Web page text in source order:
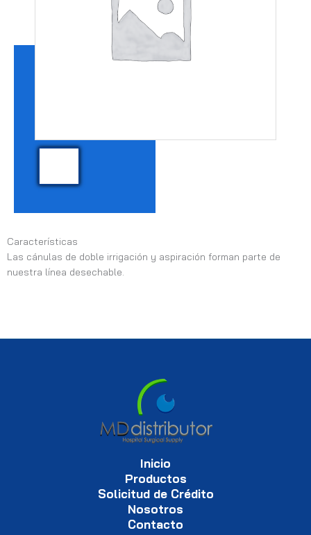
Características
Las cánulas de doble irrigación y aspiración forman parte de
nuestra línea desechable.
Inicio
Productos
Solicitud de Crédito
Nosotros
Contacto